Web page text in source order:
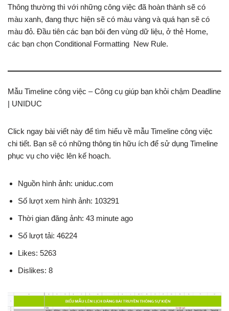
Thông thường thì với những công việc đã hoàn thành sẽ có
màu xanh, đang thực hiện sẽ có màu vàng và quá hạn sẽ có
màu đỏ. Đầu tiên các bạn bôi đen vùng dữ liệu, ở thẻ Home,
các bạn chọn Conditional Formatting New Rule.
Mẫu Timeline công việc – Công cụ giúp bạn khỏi chậm Deadline
| UNIDUC
Click ngay bài viết này để tìm hiểu về mẫu Timeline công việc
chi tiết. Bạn sẽ có những thông tin hữu ích để sử dụng Timeline
phục vụ cho việc lên kế hoạch.
Nguồn hình ảnh: uniduc.com
Số lượt xem hình ảnh: 103291
Thời gian đăng ảnh: 43 minute ago
Số lượt tải: 46224
Likes: 5263
Dislikes: 8